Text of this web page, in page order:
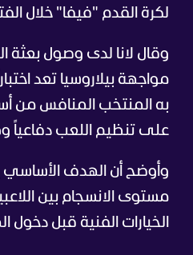
لكرة القدم "فيفا" خلال
وقال لانا لدى وصول بعثة
مواجهة بيلاروسيا تعد
به المنتخب المنافس
على تنظيم اللعب دفاعياً
وأوضح أن الهدف
مستوى الانسجام بين
الخيارات الفنية قبل دخول